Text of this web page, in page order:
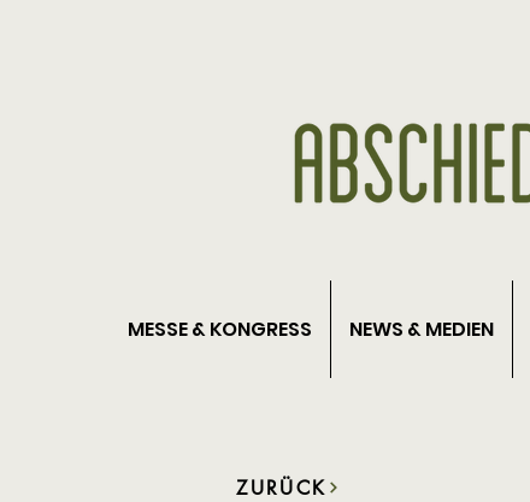
MESSE & KONGRESS NEWS & MEDIEN
ZURÜCK